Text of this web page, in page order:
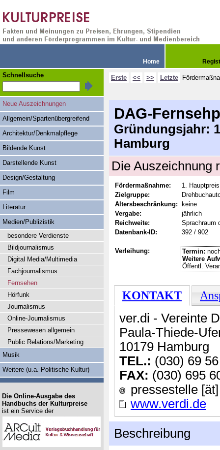
Home
Erste << >> Letzte
DAG-
Gründungsjahr:
Hamburg
Die Auszeichnung
Fördermaßnahme:
1. Hauptpreis
Zielgruppe:
Altersbeschränkung:
keine
Vergabe:
jährlich
Reichweite:
Sprachraum
Datenbank-ID:
392 / 902
Verleihung: Termin:
Weitere
Öffentl.
KONTAKT
ver.di - Vereinte
Paula-Thiede-
10179 Hamburg
TEL.: (030) 69
FAX: (030) 695
pressestelle
www.verdi.de
Beschreibung
Schnellsuche
Neue Auszeichnungen
Allgemein/Spartenübergreifend
Architektur/Denkmalpflege
Bildende Kunst
Darstellende Kunst
Design/Gestaltung
Film
Literatur
Medien/Publizistik
besondere Verdienste
Bildjournalismus
Digital Media/Multimedia
Fachjournalismus
Fernsehen
Hörfunk
Journalismus
Online-Journalismus
Pressewesen allgemein
Public Relations/Marketing
Musik
Weitere (u.a. Politische Kultur)
Die Online-Ausgabe des
Handbuchs der Kulturpreise
ist ein Service der